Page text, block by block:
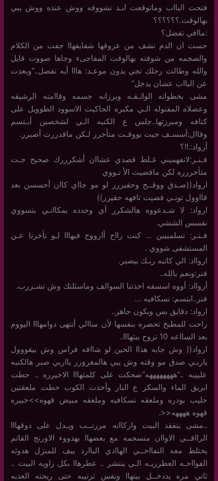
فتحت البااب وماتوقعت ابـد تشووفه ووش عنده ووش يبي
بهالوقت.؟؟؟؟؟؟
:ماافي تفضل؟
حست ان الدم نشف من عروقها شفايفهاا جفت من الكلام
والصجمه من شوفته بهالوقت المفاجىء وجاها صووت قايل
والله وطالت رجلك تجي بدون موعـد: هااا أيه تفضل..”وبعدت
عن البااب عشان يدخل”
مشى بخطواته الواثـقـه وبرزانه جسمه وقاامته الرشيقه
وعضلاه المفتوله الـي مكبره الجاكيت الاسوود الطوويل على
كتافه ومبرزتها..جلس ع الكنبه الـي لشخصين أبـتسم
وقاال:أسسـف جيت بووقـت متأخرر لـكن ماقدررت أصبرر.
أرواد:.!!؟
فـنـر:لاتفهميني غـلط قصدي عشاان أشكرررك صحيح جـت
متأخررره لكن مافضيت الأ تـووي
ارواد((صـدق ووقــح وحقيررر لو مو جااي كاان أحسسن بعد
قااوول تونـي فضيت تافهه حقيرر))
ارواد: لا شـدعووه هالشكرر أي وحدده بمكاانـي بتسووي
نفسس الششي.
فـنـر: تسلمييين … كنت رااح أارووح فيهااا لـو تأخرنا عـن
المستشفى شووي .
اروااد: الي كاتبه ربـك بيصير.
فنر:ونعم بالله..
أروااد: أووه اسسفه اخذتنا السوالف وماسئلتك وش تشـررب.
فنر..ابتسم: نسكافيه …
ارواد: دقايق بس ويكون جاهز..
راحت للمطبخ تحضره بنفسها لأن ساالي أنتهى دوامهااا اليووم
بعد السااعه 10 تروح بيتهااا..
ارواد(( وش جابه هذاا الحين لو شاافه فراس وش بيقووول
ياربـي صدق مو وقته وش يبي هالمغرورر يااربي صبر هالكنبه
عليييه ..”ههههههههه”ضحكت على كلمتهااا الاخيرره .. حطت
ابريق الماء والسكر ع النار وأخذت الكوب حطت ملعقتين
حليب بودره وملعقه نسكافيه وملعقه مبيض قهوه>>خبيره
قهوه ههههه<<.
..مشى يتفقد البيت واركاانه مررتــب ويـدل على ذوقهااا
الرااقــي الاواان منسجمه مع بعضهاا بهدووء الاورنج القاتم
يختلط معه التفااحــي الهاادي الباارد ييف للمنزل هدوئه
الفوااحـه العطرريـه الـي ينتشر .. عطرهاا بكل زاويه البيت ..
ثاني مره يددخــل بيتهاا ونفس ترتيبه حتى ريحته العذبه